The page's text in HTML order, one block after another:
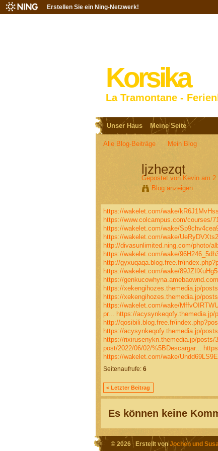
Erstellen Sie ein Ning-Netzwerk!
Korsika
La Tramontane -
Unser Haus Meine Seite
Alle Blog-Beiträge Mein Blog
ljzhezqt
Gepostet von Kevinam 2.
Blog anzeigen
https://wakelet.com/wake/
https://www.colcampus.com/courses/
https://wakelet.com/wake/
https://wakelet.com/wake/
http://divasunlimited.ning.com/photo/
https://wakelet.com/wake/
http://gyxuqaqa.blog.free.fr/
https://wakelet.com/wake/
https://
https://xekengihozes.themedia.jp/
https://xekengihozes.themedia.jp/
https://wakelet.com/wake/
pr...
https://acysynkeqofy.themedia.jp/
http://qosibili.blog.free.fr/
https://acysynkeqofy.themedia.jp/
https://rixirusenykn.themedia.jp/posts/
post/2022/06/02/%5BDescargar...
https://wakelet.com/wake/
Seitenaufrufe: 6
< Letzter Beitrag
Es können keine
© 2026 Erstellt vonJochen und